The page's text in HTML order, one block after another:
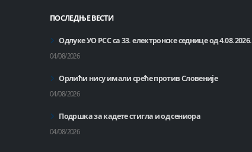
ПОСЛЕДЊЕ ВЕСТИ
Одлуке УО РСС са 33. електронске седнице од 4.08.2026.
04/08/2026
Орлићи нису имали среће против Словеније
04/08/2026
Подршка за кадете стигла и од сениора
04/08/2026